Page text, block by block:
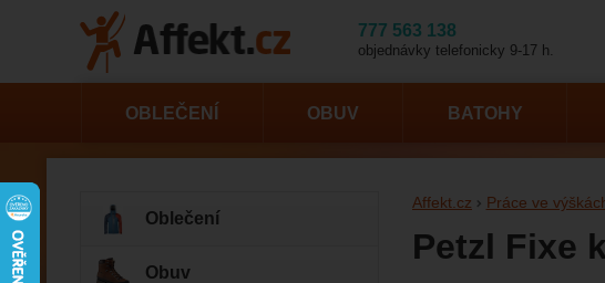
Affekt.cz Práce ve
Petzl Fixe
OBLEČENÍ OBUV BATOHY
Oblečení
Obuv
777 563 138
objednávky telefonicky 9-17 h.